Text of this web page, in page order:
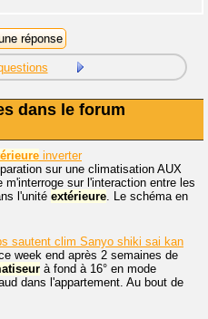
dans le forum
inverter
sur une climatisation AUX
m'interroge sur l'interaction entre les
l'unité extérieure . Le schéma en
sautent clim Sanyo shiki sai kan
week end après 2 semaines de
à fond à 16° en mode
dans l'appartement. Au bout de